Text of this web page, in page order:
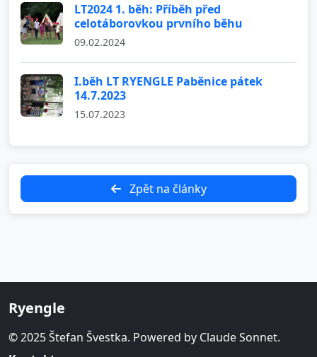
LT2024 1. běh: Příběh před
celotáborovkou prvního běhu
09.02.2024
I.běh LT RYENGLE Paběnice pátek
14.7.2023
15.07.2023
Zpět na články
Ryengle
© 2025 Štefan Švestka. Powered by Claude Sonnet.